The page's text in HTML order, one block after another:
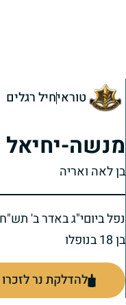
טוראיחיל רגלים
מנשה-יחיאל
בן לאה ואריה
נפל ביוםי"ג באדר ב' תש"ח
בן 18 בנופלו
להדלקת נר לזכרו